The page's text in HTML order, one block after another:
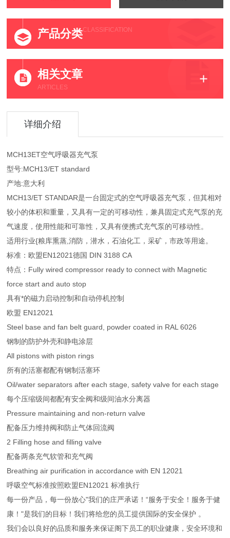
产品分类CLASSIFICATION
相关文章
ARTICLES
详细介绍
MCH13ET空气呼吸器充气泵
型号:MCH13/ET standard
产地:意大利
MCH13/ET STANDAR是一台固定式的空气呼吸器充气泵，但其相对
较小的体积和重量，又具有一定的可移动性，兼具固定式充气泵的充
气速度，使用性能和可靠性，又具有便携式充气泵的可移动性。
适用行业{粮库熏蒸,消防，潜水，石油化工，采矿，市政等用途。
标准：欧盟EN12021德国 DIN 3188 CA
特点：Fully wired compressor ready to connect with Magnetic
force start and auto stop
具有*的磁力启动控制和自动停机控制
欧盟 EN12021
Steel base and fan belt guard, powder coated in RAL 6026
钢制的防护外壳和静电涂层
All pistons with piston rings
所有的活塞都配有钢制活塞环
Oil/water separators after each stage, safety valve for each stage
每个压缩级间都配有安全阀和级间油水分离器
Pressure maintaining and non-return valve
配备压力维持阀和防止气体回流阀
2 Filling hose and filling valve
配备两条充气软管和充气阀
Breathing air purification in accordance with EN 12021
呼吸空气标准按照欧盟EN12021 标准执行
每一份产品，每一份放心"我们的庄严承诺！“服务于安全！服务于健
康！"是我们的目标！我们将给您的员工提供国际的安全保护 。
我们会以良好的品质和服务来保证阁下员工的职业健康，安全环境和